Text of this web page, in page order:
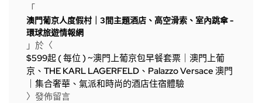
「
澳門葡京人度假村｜3間主題酒店、高空滑索、室內跳傘 -
環球旅遊情報網
」於〈
$599起 ( 每位 ) ~澳門上葡京包早餐套票｜澳門上葡
京、THE KARL LAGERFELD、Palazzo Versace 澳門
｜集合奢華、氣派和時尚的酒店住宿體驗
〉發佈留言